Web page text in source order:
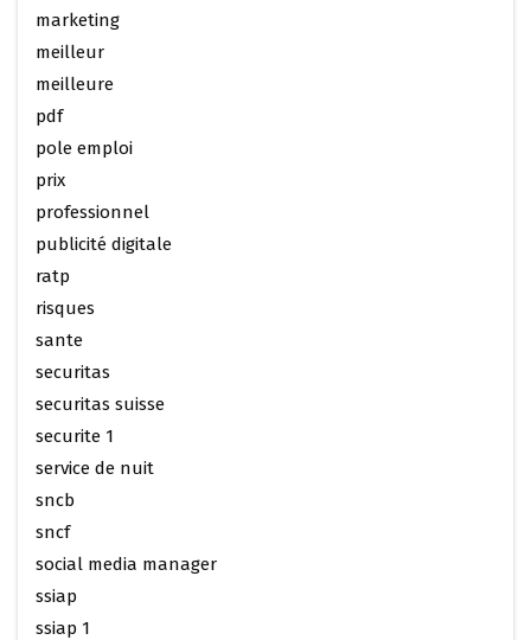
marketing
meilleur
meilleure
pdf
pole emploi
prix
professionnel
publicité digitale
ratp
risques
sante
securitas
securitas suisse
securite 1
service de nuit
sncb
sncf
social media manager
ssiap
ssiap 1